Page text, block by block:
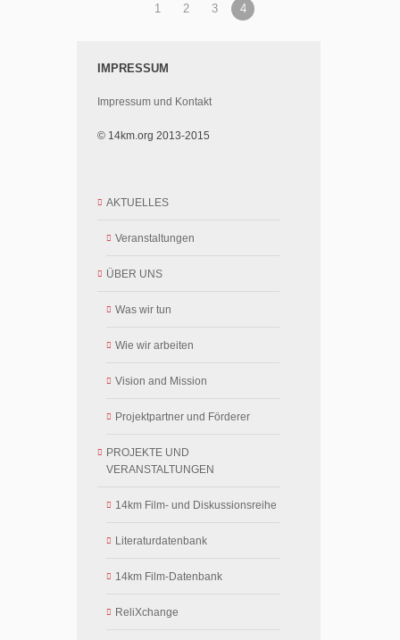
1 2 3 4
IMPRESSUM
Impressum und Kontakt
© 14km.org 2013-2015
AKTUELLES
Veranstaltungen
ÜBER UNS
Was wir tun
Wie wir arbeiten
Vision and Mission
Projektpartner und Förderer
PROJEKTE UND
VERANSTALTUNGEN
14km Film- und Diskussionsreihe
Literaturdatenbank
14km Film-Datenbank
ReliXchange